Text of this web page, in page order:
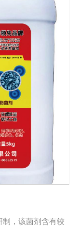
病、锈枯病、黄
害的抗病力；从
病害及蔬菜苗期
，促进作物生
进根系生长，产
的代谢产物，促
增产30%-50%；
持效期较长，对
农业可持续发展
品。
，该菌剂含有较